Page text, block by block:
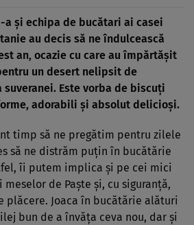
a şi echipa de bucătari ai casei
au decis să ne îndulcească
an, ocazie cu care au împărtăşit
un desert nelipsit de
Este vorba de biscuţi
adorabili şi absolut delicioşi.
timp să ne pregătim pentru zilele
să ne distrăm puţin în bucătărie
îi putem implica şi pe cei mici
de Paşte şi, cu siguranţă,
plăcere. Joaca în bucătărie alături
bun de a învăţa ceva nou, dar şi